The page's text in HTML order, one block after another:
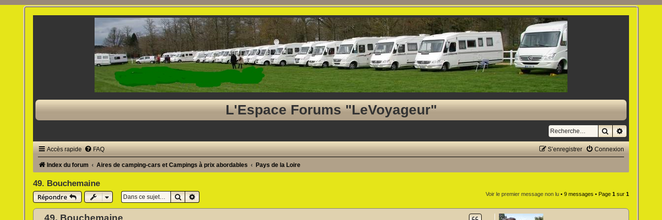
L'Espace Forums "LeVoyageur"
RechercherRecherche
Accès rapide FAQ Connexion
S’enregistrer
Index du forum Aires de camping-cars et Campings à prix abordables Pays de la Loire
49. Bouchemaine
Répondre
RechercherRecherche avancée Voir le premier message non lu• 9 messages • Page 1sur 1
49. Bouchemaine